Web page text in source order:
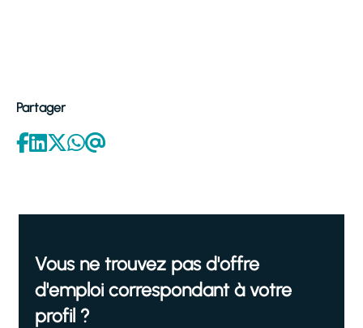
Partager
Vous ne trouvez pas d'offre
d'emploi correspondant à votre
profil ?